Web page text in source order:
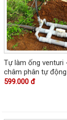
Tự làm ống venturi
châm phân tự động
599.000 đ